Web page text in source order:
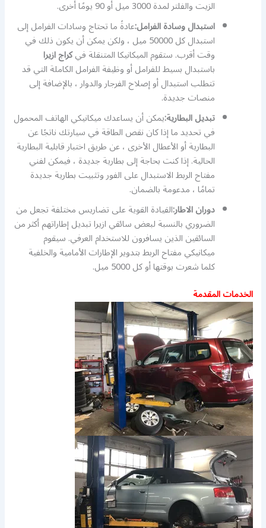
الزيت والفلتر لمدة 3000 ميل أو 90 يومًا أخرى.
استبدال وسادة الفرامل:عادةً ما تحتاج وسادات الفرامل إلى
استبدال كل 50000 ميل ، ولكن يمكن أن يكون ذلك في
وقت أقرب. ستقوم الميكانيكا المتنقلة فيكراج ازيرا
باستبدال بسيط للفرامل أو وظيفة الفرامل الكاملة التي قد
تتطلب استبدال أو إصلاح الفرجار والدوار ، بالإضافة إلى
منصات جديدة.
تبديل البطارية:يمكن أن يساعدك ميكانيكي الهاتف المحمول
في تحديد ما إذا كان نقص الطاقة في سيارتك ناتجًا عن
البطارية أو الأعطال الأخرى ، عن طريق اختبار قابلية البطارية
الحالية. إذا كنت بحاجة إلى بطارية جديدة ، فيمكن لفني
مفتاح الربط الاستبدال على الفور وتثبيت بطارية جديدة
تمامًا ، مدعومة بالضمان.
دوران الاطار:القيادة القوية على تضاريس مختلفة تجعل من
الضروري بالنسبة لبعض سائقي ازيرا تبديل إطاراتهم أكثر من
السائقين الذين يسافرون للاستخدام العرفي. سيقوم
ميكانيكي مفتاح الربط بتدوير الإطارات الأمامية والخلفية
كلما شعرت بوقتها أو كل 5000 ميل.
الخدمات المقدمة